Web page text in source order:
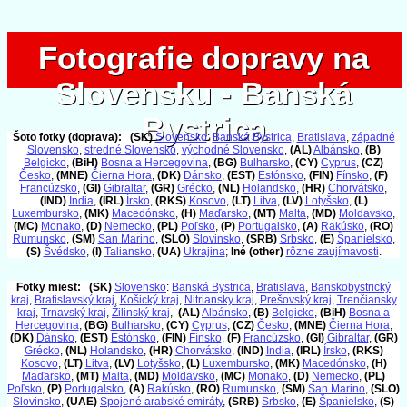
Fotografie dopravy na
Slovensku - Banská
Bystrica
Fotografie dopravy na
Slovensku - Banská
Bystrica
Šoto fotky (doprava): (SK) Slovensko:Banská Bystrica, Bratislava, západné
Slovensko, stredné Slovensko, východné Slovensko, (AL)Albánsko, (B)
Belgicko, (BiH) Bosna a Hercegovina, (BG) Bulharsko, (CY) Cyprus, (CZ)
Česko, (MNE) Čierna Hora, (DK) Dánsko, (EST) Estónsko, (FIN) Fínsko, (F)
Francúzsko, (GI) Gibraltar, (GR) Grécko, (NL) Holandsko, (HR) Chorvátsko,
(IND) India, (IRL) Írsko, (RKS) Kosovo, (LT) Litva, (LV) Lotyšsko, (L)
Luxembursko, (MK) Macedónsko, (H) Maďarsko, (MT) Malta, (MD) Moldavsko,
(MC) Monako, (D) Nemecko, (PL) Poľsko, (P) Portugalsko, (A) Rakúsko, (RO)
Rumunsko, (SM) San Marino, (SLO) Slovinsko, (SRB) Srbsko, (E) Španielsko,
(S) Švédsko, (I) Taliansko, (UA) Ukrajina; Iné (other) rôzne zaujímavosti.
Fotky miest: (SK) Slovensko: Banská Bystrica, Bratislava, Banskobystrický
kraj, Bratislavský kraj, Košický kraj, Nitriansky kraj, Prešovský kraj, Trenčiansky
kraj, Trnavský kraj, Žilinský kraj, (AL)Albánsko, (B) Belgicko, (BiH) Bosna a
Hercegovina, (BG) Bulharsko, (CY) Cyprus, (CZ) Česko, (MNE) Čierna Hora,
(DK) Dánsko, (EST) Estónsko, (FIN) Fínsko, (F) Francúzsko, (GI) Gibraltar, (GR)
Grécko, (NL) Holandsko, (HR) Chorvátsko, (IND) India, (IRL) Írsko, (RKS)
Kosovo, (LT) Litva, (LV) Lotyšsko, (L) Luxembursko, (MK) Macedónsko, (H)
Maďarsko, (MT) Malta, (MD) Moldavsko, (MC) Monako, (D) Nemecko, (PL)
Poľsko, (P) Portugalsko, (A) Rakúsko, (RO) Rumunsko, (SM) San Marino, (SLO)
Slovinsko, (UAE) Spojené arabské emiráty, (SRB) Srbsko, (E) Španielsko, (S)